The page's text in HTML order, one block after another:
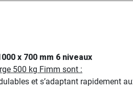
x 700 mm 6 niveaux
500 kg Fimm sont :
et s’adaptant rapidement